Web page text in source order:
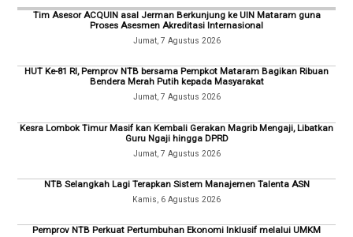
Tim Asesor ACQUIN asal Jerman Berkunjung ke UIN Mataram guna
Proses Asesmen Akreditasi Internasional
Jumat, 7 Agustus 2026
HUT Ke-81 RI, Pemprov NTB bersama Pempkot Mataram Bagikan Ribuan
Bendera Merah Putih kepada Masyarakat
Jumat, 7 Agustus 2026
Kesra Lombok Timur Masif kan Kembali Gerakan Magrib Mengaji, Libatkan
Guru Ngaji hingga DPRD
Jumat, 7 Agustus 2026
NTB Selangkah Lagi Terapkan Sistem Manajemen Talenta ASN
Kamis, 6 Agustus 2026
Pemprov NTB Perkuat Pertumbuhan Ekonomi Inklusif melalui UMKM